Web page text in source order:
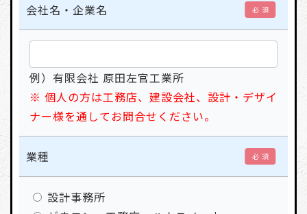
会社名・企業名 必 須
例）有限会社 原田左官工業所
※ 個人の方は工務店、建設会社、設計・デザイ
ナー様を通してお問合せください。
業種 必 須
設計事務所